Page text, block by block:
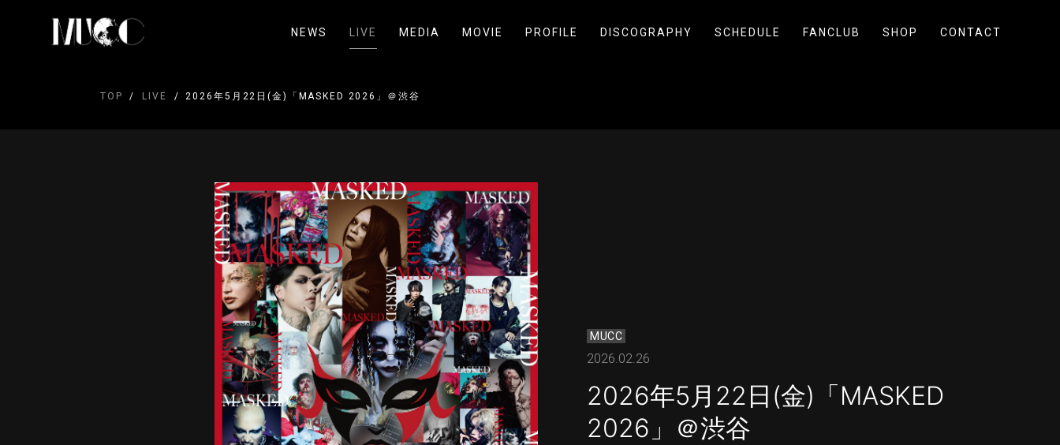
NEWS LIVE MEDIA MOVIE PROFILE DISCOGRAPHY SCHEDULE FANCLUB SHOP CONTACT
TOP LIVE 2026年5月22日(金)「MASKED 2026」＠渋谷
MUCC
2026.02.26
2026年5月22日(金)「MASKED
2026」＠渋谷